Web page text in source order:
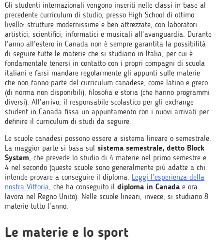
Gli studenti internazionali vengono inseriti nelle classi in base al
precedente curriculum di studio, presso High School di ottimo
livello: strutture modernissime e ben attrezzate, con laboratori
artistici, scientifici, informatici e musicali all’avanguardia. Durante
l’anno all’estero in Canada non è sempre garantita la possibilità
di seguire tutte le materie che si studiano in Italia, per cui è
fondamentale tenersi in contatto con i propri compagni di scuola
italiani e farsi mandare regolarmente gli appunti sulle materie
che non fanno parte del curriculum canadese, come latino e greco
(di norma non disponibili), filosofia e storia (che hanno programmi
diversi). All’arrivo, il responsabile scolastico per gli exchange
student in Canada fissa un appuntamento con i nuovi arrivati per
definire il curriculum di studi da seguire.
Le scuole canadesi possono essere a sistema lineare o semestrale.
La maggior parte si basa sul sistema semestrale, detto Block
System, che prevede lo studio di 4 materie nel primo semestre e
4 nel secondo (queste scuole sono generalmente più adatte a chi
intende provare a conseguire il diploma. Leggi l’esperienza della
nostra Vittoria, che ha conseguito il diploma in Canada e ora
lavora nel Regno Unito). Nelle scuole lineari, invece, si studiano 8
materie tutto l’anno.
Le materie e lo sport